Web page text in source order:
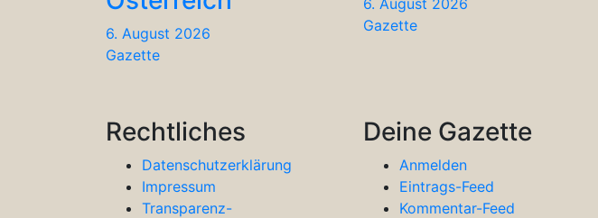
6. August 2026
Gazette
Gazette
Rechtliches
Datenschutzerklärung
Impressum
Transparenz-
Deine Gazette
Anmelden
Eintrags-Feed
Kommentar-Feed